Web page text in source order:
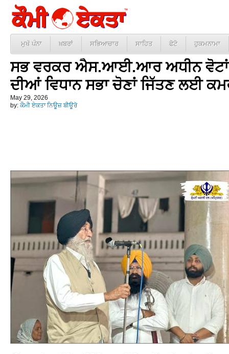
ਮੁਖੱ ਪੰਨਾ ਖ਼ਬਰਾਂ ਸਭਿਆਚਾਰ ਸਾਹਿਤ ਫੋਟੋ ਹੁਕਮਨਾਮਾ
ਸਭ ਵਰਕਰ ਐਸ.ਆਈ.ਆਰ ਅਧੀਨ ਵੋਟਾਂ
ਦੀਆਂ ਵਿਧਾਨ ਸਭਾ ਚੋਣਾਂ ਜਿੱਤਣ ਲਈ
May 29, 2026
by: ਕੌਮੀ ਏਕਤਾ ਨਿਊਜ਼ ਬੀਊਰੋ